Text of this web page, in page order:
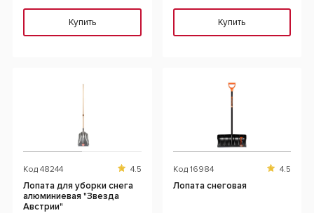
Купить Купить
Код 48244 4.5
Лопата для уборки снега
алюминиевая "Звезда
Австрии"
Код 16984 4.5
Лопата снеговая